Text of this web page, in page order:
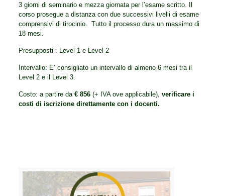
3 giorni di seminario e mezza giornata per l’esame scritto. Il
corso prosegue a distanza con due successivi livelli di esame
comprensivi di tirocinio. Tutto il processo dura un massimo di
18 mesi.
Presupposti : Level 1 e Level 2
Intervallo: E’ consigliato un intervallo di almeno 6 mesi tra il
Level 2 e il Level 3.
Costo: a partire da € 856(+ IVA ove applicabile), verificare i
costi di iscrizione direttamente con i docenti.